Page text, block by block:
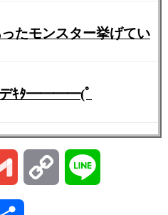
たモンスター挙げてい
デｷﾀ━━━━(ﾟ
Gmail Copy